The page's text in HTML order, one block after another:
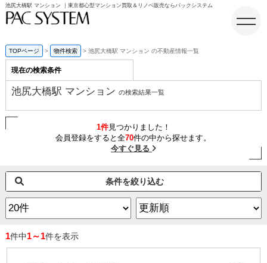
池尻大橋駅 マンション ｜東京都心型マンション買取＆リノベ販売ならパックシステム
TOPページ 物件検索 池尻大橋駅 マンション の不動産情報一覧
現在の検索条件
池尻大橋駅 マンション の検索結果一覧
1件見つかりました！
会員登録をすると全70件の中から探せます。
今すぐ見る
条件を絞り込む
1件中1～1件を表示